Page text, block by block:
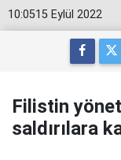
10:0515 Eylül 2022
Filistin
saldırılara